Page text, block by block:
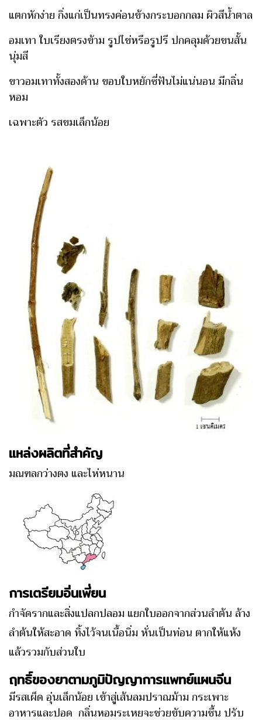
แตกหักง่าย กิ่งแก่เป็นทรงค่อนข้างกระบอกกลม ผิวสีน้ำตาล
อมเทา ใบเรียงตรงข้าม รูปไข่หรือรูปรี ปกคลุมด้วยขนสั้น
นุ่มสี
ขาวอมเทาทั้งสองด้าน ขอบใบหยักซี่ฟันไม่แน่นอน มีกลิ่น
หอม
เฉพาะตัว รสขมเล็กน้อย
แหล่งผลิตที่สำคัญ
มณฑลกว่างตง และไห่หนาน
การเตรียมอิ่นเพี่ยน
กำจัดรากและสิ่งแปลกปลอม แยกใบออกจากส่วนลำต้น ล้าง
ลำต้นให้สะอาด ทิ้งไว้จนเนื้อนิ่ม หั่นเป็นท่อน ตากให้แห้ง
แล้วรวมกับส่วนใบ
ฤทธิ์ของยาตามภูมิปัญญาการแพทย์แผนจีน
มีรสเผ็ด อุ่นเล็กน้อย เข้าสู่เส้นลมปราณม้าม กระเพาะ
อาหารและปอด กลิ่นหอมระเหยจะช่วยขับความชื้น ปรับ